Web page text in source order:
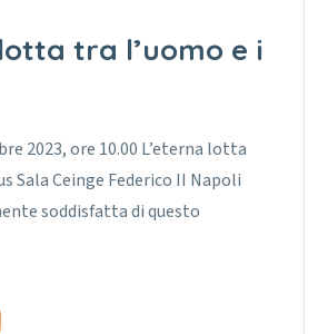
tra l’uomo e i
2023, ore 10.00 L’eterna lotta
Sala Ceinge Federico II Napoli
soddisfatta di questo